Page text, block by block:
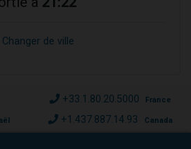
de ville
+33.1.80.20.5000 France
+1.437.887.14.93 Canada